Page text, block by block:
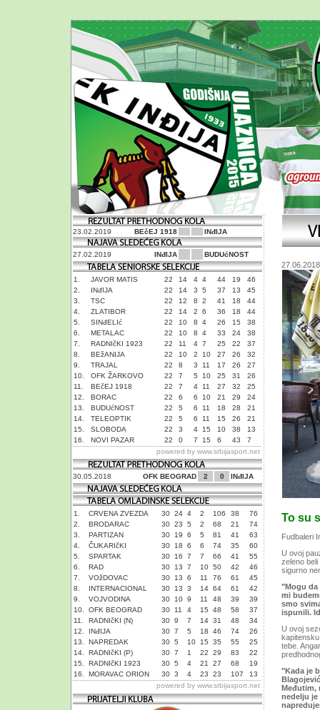
23.02.2019 BEčEJ 1918 INđIJA
27.02.2019 INđIJA BUDUćNOST
1. JAVOR MATIS 22 14 4 4 44 19
46
2.
INđIJA 22 14 3 5 37 13
45
3.
TSC 22 12 8 2 41 18
44
4.
ZLATIBOR 22 14 2 6 36 18
44
5.
SINđELIć 22 10 8 4 26 15
38
6.
METALAC 22 10 8 4 33 24
38
7.
RADNIčKI 1923 22 11 4 7 25 22
37
8.
BEžANIJA 22 10 2 10 27 26
32
9.
TRAJAL 22 8 3 11 17 26
27
10.
OFK ŽARKOVO 22 7 5 10 25 31
26
11.
BEčEJ 1918 22 7 4 11 27 32
25
12.
BORAC 22 6 6 10 21 29
24
13.
BUDUćNOST 22 5 6 11 18 28
21
14.
TELEOPTIK 22 5 6 11 15 26
21
15.
SLOBODA 22 3 4 15 10 38
13
16.
NOVI PAZAR 22 0 7 15 6 43
7
powered by www.srbijasport.net
30.05.2018 OFK BEOGRAD 2 0 INđIJA
1. CRVENA ZVEZDA 30 24 4 2 106 38
76
2.
BRODARAC 30 23 5 2 68 21
74
3.
PARTIZAN 30 19 6 5 81 41
63
4.
ČUKARIčKI 30 18 6 6 74 35
60
5.
SPARTAK 30 16 7 7 66 41
55
6.
RAD 30 13 7 10 50 42
46
7.
VOžDOVAC 30 13 6 11 76 61
45
8.
INTERNACIONAL 30 13 3 14 64 61
42
9.
VOJVODINA 30 10 9 11 48 39
39
10.
OFK BEOGRAD 30 11 4 15 48 58
37
11.
RADNIčKI (N) 30 9 7 14 31 48
34
12.
INđIJA 30 7 5 18 46 74
26
13.
NAPREDAK 30 5 10 15 35 55
25
14.
RADNIčKI (P) 30 7 1 22 29 83
22
15.
RADNIčKI 1923 30 5 4 21 27 68
19
16.
MORAVAC ORION 30 3 4 23 23 107
13
powered by www.srbijasport.net
27.06.2018
To su
Fudbaleri
U ovoj
zeleno
sigurno
"Mogu da
mi
smo
ispunili.
U ovoj
tebe.
"Kada je
Međutim,
nedelju je